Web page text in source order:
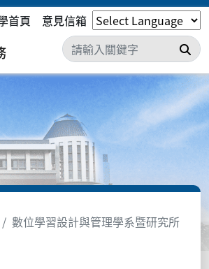
首頁 意見信箱
搜
數位學習設計與管理學系暨研究所